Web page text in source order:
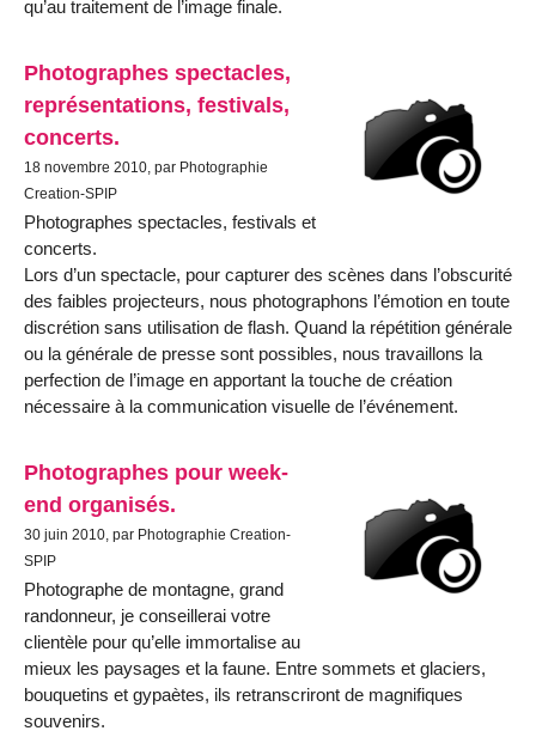
qu’au traitement de l’image finale.
Photographes spectacles,
représentations, festivals,
concerts.
18 novembre 2010, par Photographie
Creation-SPIP
Photographes spectacles, festivals et
concerts.
Lors d’un spectacle, pour capturer des scènes dans l’obscurité
des faibles projecteurs, nous photographons l’émotion en toute
discrétion sans utilisation de flash. Quand la répétition générale
ou la générale de presse sont possibles, nous travaillons la
perfection de l’image en apportant la touche de création
nécessaire à la communication visuelle de l’événement.
Photographes pour week-
end organisés.
30 juin 2010, par Photographie Creation-
SPIP
Photographe de montagne, grand
randonneur, je conseillerai votre
clientèle pour qu’elle immortalise au
mieux les paysages et la faune. Entre sommets et glaciers,
bouquetins et gypaètes, ils retranscriront de magnifiques
souvenirs.